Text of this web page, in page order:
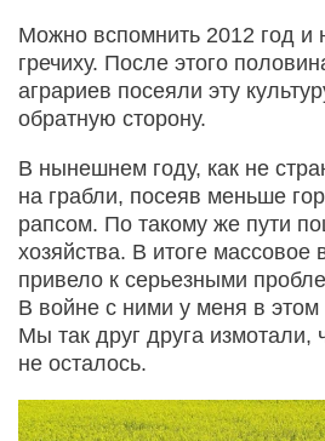
Можно вспомнить 2012 год и
гречиху. После этого
аграриев посеяли эту
обратную сторону.
В нынешнем году, как не
на грабли, посеяв меньше
рапсом. По такому же пути
хозяйства. В итоге массовое
привело к серьезными
В войне с ними у меня в этом
Мы так друг друга измотали,
не осталось.